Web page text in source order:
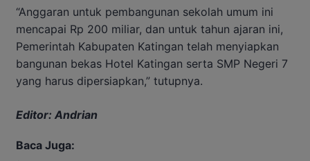
“Anggaran untuk pembangunan sekolah umum ini
mencapai Rp 200 miliar, dan untuk tahun ajaran ini,
Pemerintah Kabupaten Katingan telah menyiapkan
bangunan bekas Hotel Katingan serta SMP Negeri 7
yang harus dipersiapkan,” tutupnya.
Editor: Andrian
Baca Juga: